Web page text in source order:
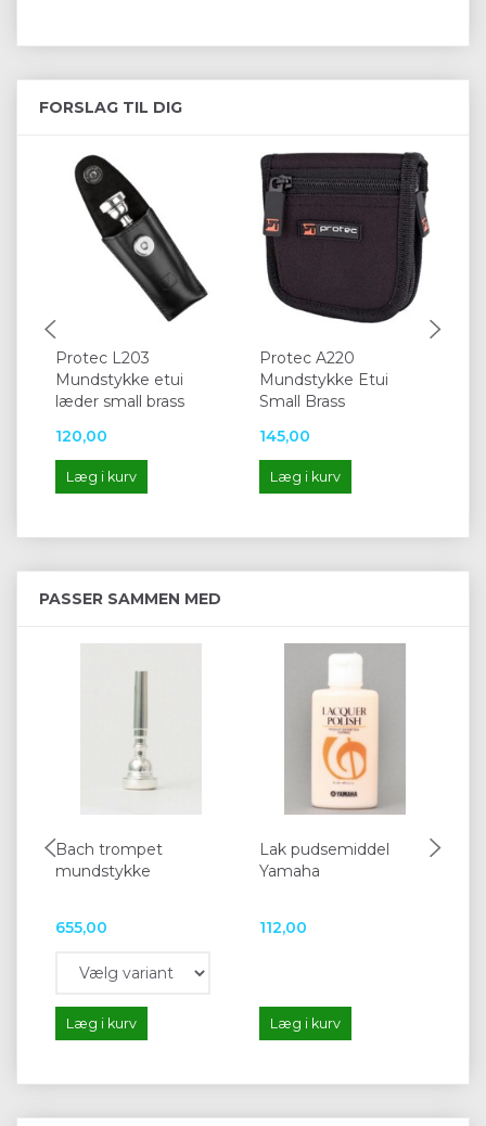
FORSLAG TIL DIG
Protec L203
Mundstykke etui
læder small brass
120,00
Læg i kurv
Protec A220
Mundstykke Etui
Small Brass
145,00
Læg i kurv
PASSER SAMMEN MED
Bach trompet
mundstykke
655,00
Læg i kurv
Lak pudsemiddel
Yamaha
112,00
Læg i kurv